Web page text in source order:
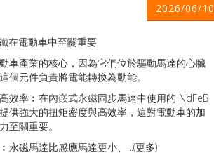
2026/06/10
在電動車中至關重要
車產業的核心，因為它們位於驅動馬達的心臟
元件負責將電能轉換為動能。
效率︰在內嵌式永磁同步馬達中使用的 NdFeB
供強大的扭矩密度與高效率，這對電動車的加
至關重要。
永磁馬達比感應馬達更小、...(更多)